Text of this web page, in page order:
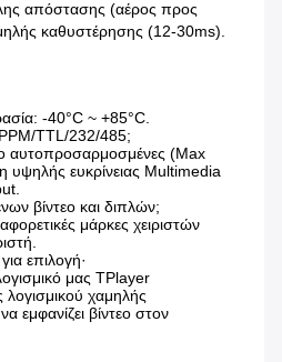
απόστασης (αέρος προς
καθυστέρησης (12-30ms).
-40°C ~ +85°C.
TTL/232/485;
αυτοπροσαρμοσμένες (Max
υψηλής ευκρίνειας Multimedia
βίντεο και διπλών;
μάρκες χειριστών
επιλογή·
μας TPlayer
χαμηλής
εμφανίζει βίντεο στον